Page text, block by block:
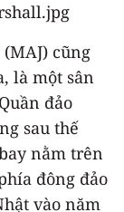
cũng
là một sân
đảo
sau thế
nằm trên
đông đảo
vào năm